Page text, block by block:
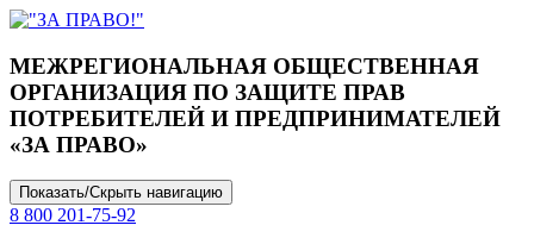
МЕЖРЕГИОНАЛЬНАЯ ОБЩЕСТВЕННАЯ
ОРГАНИЗАЦИЯ ПО ЗАЩИТЕ ПРАВ
ПОТРЕБИТЕЛЕЙ И ПРЕДПРИНИМАТЕЛЕЙ
«ЗА ПРАВО»
Показать/Скрыть навигацию
8 800 201-75-92